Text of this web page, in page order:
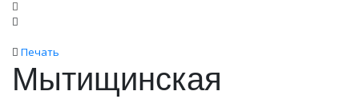
Печать
Мытищинская